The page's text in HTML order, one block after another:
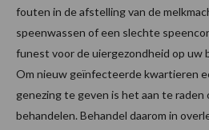
fouten in de afstelling van de
speenwassen of een slechte
funest voor de uiergezondheid op uw
Om nieuw geïnfecteerde kwartieren
genezing te geven is het aan te raden
behandelen. Behandel daarom in